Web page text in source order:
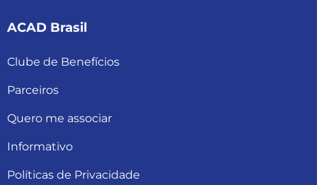
ACAD Brasil
Clube de Benefícios
Parceiros
Quero me associar
Informativo
Políticas de Privacidade